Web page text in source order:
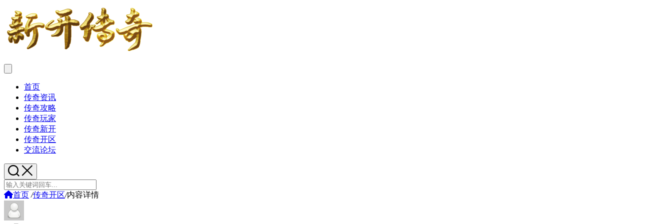
首页
传奇资讯
传奇攻略
传奇玩家
传奇新开
传奇开区
交流论坛
首页 /传奇开区/内容详情